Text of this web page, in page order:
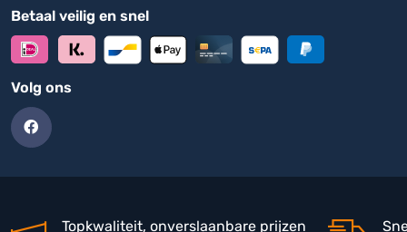
Betaal veilig en snel
Volg ons
Topkwaliteit, onverslaanbare prijzen